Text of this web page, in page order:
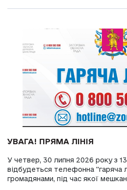
УВАГА! ПРЯМА ЛІНІЯ
У четвер, 30 липня 2026 року з
відбудеться телефонна "гаряча
громадянами, під час якої